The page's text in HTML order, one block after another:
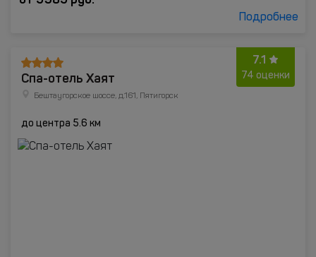
Подробнее
7.1
74 оценки
Спа-отель Хаят
Бештаугорское шоссе, д.161, Пятигорск
до центра 5.6 км